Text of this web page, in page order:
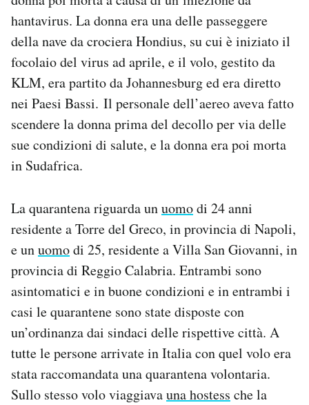
Newsletter
Regala il Post
Hai bisogno di aiuto?
Esci
hantavirus. La donna era una delle passeggere
della nave da crociera Hondius, su cui è iniziato il
focolaio del virus ad aprile, e il volo, gestito da
KLM, era partito da Johannesburg ed era diretto
nei Paesi Bassi. Il personale dell’aereo aveva fatto
scendere la donna prima del decollo per via delle
sue condizioni di salute, e la donna era poi morta
in Sudafrica.
La quarantena riguarda unuomodi 24 anni
residente a Torre del Greco, in provincia di Napoli,
e unuomodi 25, residente a Villa San Giovanni, in
provincia di Reggio Calabria. Entrambi sono
asintomatici e in buone condizioni e in entrambi i
casi le quarantene sono state disposte con
un’ordinanza dai sindaci delle rispettive città. A
tutte le persone arrivate in Italia con quel volo era
stata raccomandata una quarantena volontaria.
Sullo stesso volo viaggiavauna hostess che la